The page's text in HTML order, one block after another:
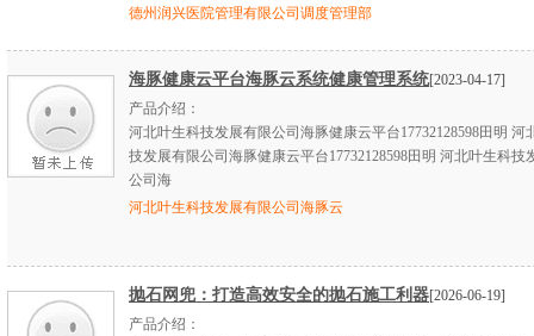
德州润兴医院管理有限公司调度管理部
海豚健康云平台海豚云系统健康管理系统[2023-04-17]
产品介绍：
河北叶生科技发展有限公司海豚健康云平台17732128598田明 河
技发展有限公司海豚健康云平台17732128598田明 河北叶生科技
公司海
河北叶生科技发展有限公司海豚云
抛石网兜：打造高效安全的抛石施工利器[2026-06-19]
产品介绍：